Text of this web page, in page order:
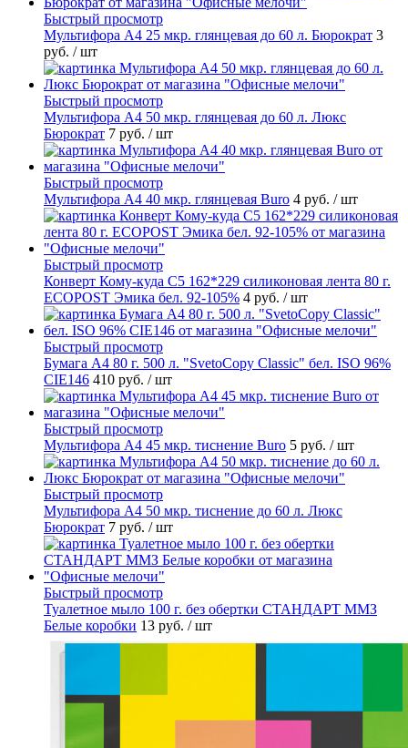
Быстрый просмотр
Мультифора А4 25 мкр. глянцевая до 60 л. Бюрократ 3
руб. / шт
Быстрый просмотр
Мультифора А4 50 мкр. глянцевая до 60 л. Люкс
Бюрократ 7 руб. / шт
Быстрый просмотр
Мультифора А4 40 мкр. глянцевая Buro 4 руб. / шт
Быстрый просмотр
Конверт Кому-куда С5 162*229 силиконовая лента 80 г.
ECOPOST Эмика бел. 92-105% 4 руб. / шт
Быстрый просмотр
Бумага А4 80 г. 500 л. "SvetoCopy Classic" бел. ISO 96%
CIE146 410 руб. / шт
Быстрый просмотр
Мультифора А4 45 мкр. тиснение Buro 5 руб. / шт
Быстрый просмотр
Мультифора А4 50 мкр. тиснение до 60 л. Люкс
Бюрократ 7 руб. / шт
Быстрый просмотр
Туалетное мыло 100 г. без обертки СТАНДАРТ ММЗ
Белые коробки 13 руб. / шт